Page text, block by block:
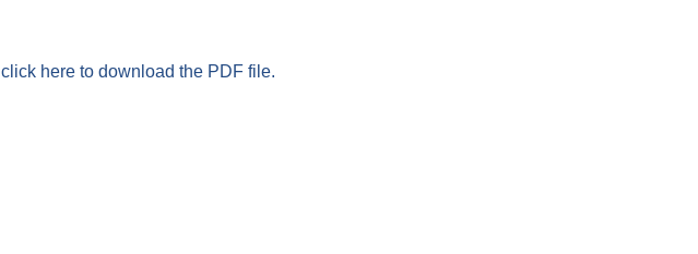
click here to download the PDF file.